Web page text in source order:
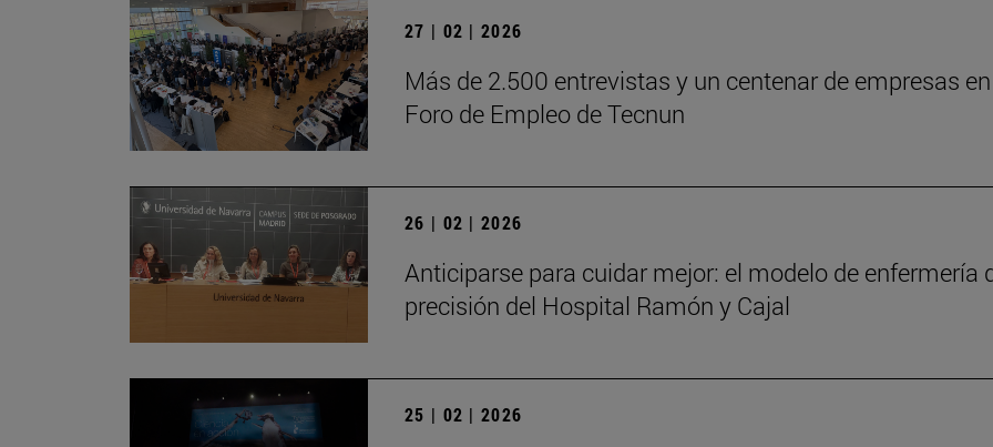
27 | 02 | 2026
Más de 2.500 entrevistas y un centenar de empresas
Foro de Empleo de Tecnun
26 | 02 | 2026
Anticiparse para cuidar mejor: el modelo de enfermería
precisión del Hospital Ramón y Cajal
25 | 02 | 2026